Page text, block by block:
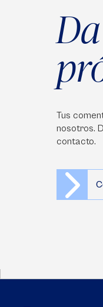
Tus
nosotros.
contacto.